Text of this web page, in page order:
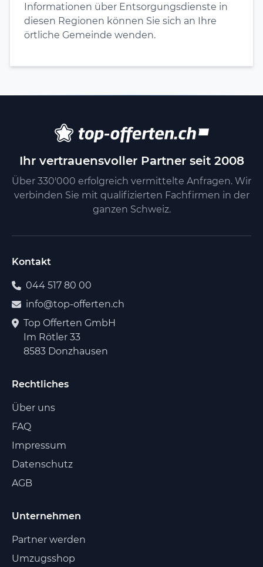
Informationen über Entsorgungsdienste in
diesen Regionen können Sie sich an Ihre
örtliche Gemeinde wenden.
Ihr vertrauensvoller Partner seit 2008
Über 330'000 erfolgreich vermittelte Anfragen. Wir
verbinden Sie mit qualifizierten Fachfirmen in der
ganzen Schweiz.
Kontakt
044 517 80 00
info@top-offerten.ch
Top Offerten GmbH
Im Rötler 33
8583 Donzhausen
Rechtliches
Über uns
FAQ
Impressum
Datenschutz
AGB
Unternehmen
Partner werden
Umzugsshop